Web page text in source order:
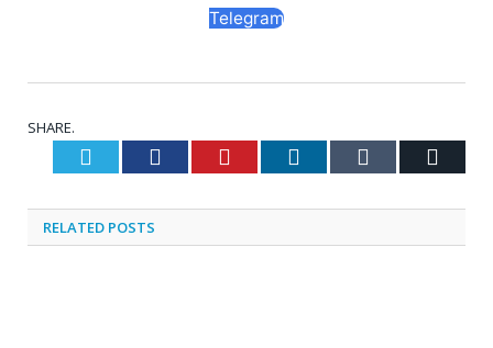
Telegram
SHARE.
Twitter Facebook Pinterest LinkedIn Tumblr
RELATED POSTS